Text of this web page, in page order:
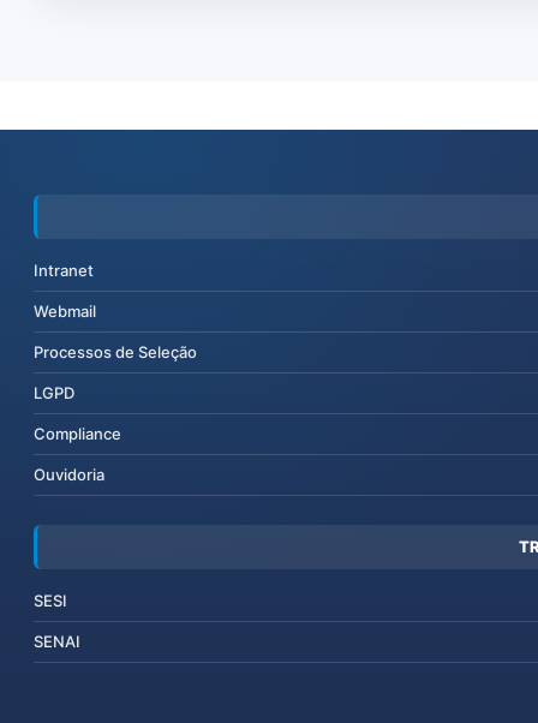
Intranet
Webmail
Processos de Seleção
LGPD
Compliance
Ouvidoria
SESI
SENAI